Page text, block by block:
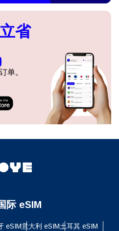
省
单。
际 eSIM
eSIM意大利 eSIM土耳其 eSIM